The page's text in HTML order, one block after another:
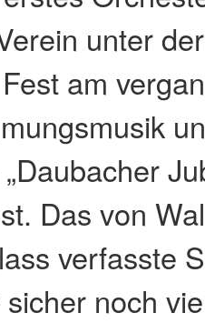
unter
am
Das von
verfasste
noch